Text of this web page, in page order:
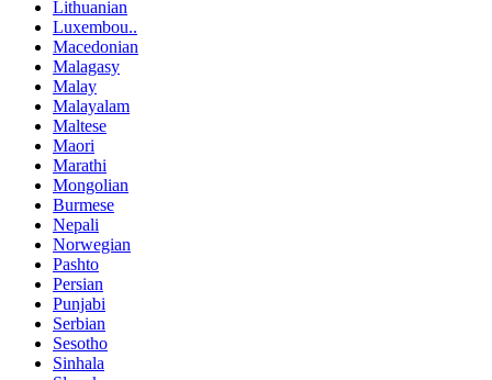
Lithuanian
Luxembou..
Macedonian
Malagasy
Malay
Malayalam
Maltese
Maori
Marathi
Mongolian
Burmese
Nepali
Norwegian
Pashto
Persian
Punjabi
Serbian
Sesotho
Sinhala